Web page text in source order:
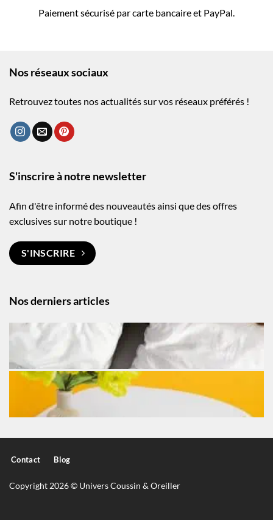
Paiement sécurisé par carte bancaire et PayPal.
Nos réseaux sociaux
Retrouvez toutes nos actualités sur vos réseaux préférés !
Nos derniers articles
S'inscrire à notre newsletter
Afin d'être informé des nouveautés ainsi que des offres
exclusives sur notre boutique !
S'INSCRIRE
Contact Blog
Copyright 2026 © Univers Coussin & Oreiller